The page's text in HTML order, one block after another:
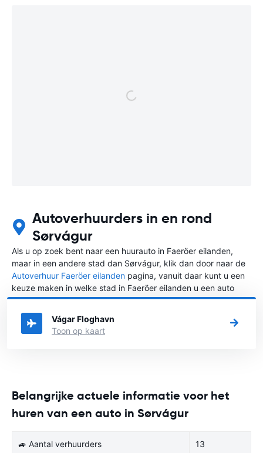
Autoverhuurders in en rond
Sørvágur
Als u op zoek bent naar een huurauto in Faeröer eilanden,
maar in een andere stad dan Sørvágur, klik dan door naar de
Autoverhuur Faeröer eilanden pagina, vanuit daar kunt u een
keuze maken in welke stad in Faeröer eilanden u een auto
huren wilt.
Vágar Floghavn
Toon op kaart
Belangrijke actuele informatie voor het
huren van een auto in Sørvágur
🚙 Aantal verhuurders 13